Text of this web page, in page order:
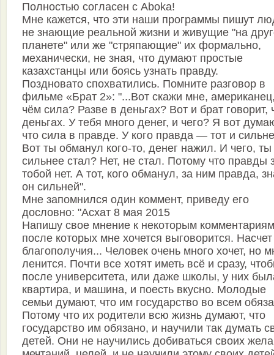
Полностью согласен с Aboka!
Мне кажется, что эти наши программы пишут
не знающие реальной жизни и живущие "на
планете" или же "стряпающие" их формально,
механически, не зная, что думают простые
казахстанцы или боясь узнать правду.
Поздновато спохватились. Помните разговор в
фильме «Брат 2»: "...Вот скажи мне,
чём сила? Разве в деньгах? Вот и брат говорит,
деньгах. У тебя много денег, и чего? Я вот
что сила в правде. У кого правда — тот и
Вот ты обманул кого-то, денег нажил. И чего, ты
сильнее стал? Нет, не стал. Потому что правды
тобой нет. А тот, кого обманул, за ним правда,
он сильней".
Мне запомнился один коммент, приведу его
дословно: "Асхат 8 мая 2015
Напишу свое мнение к некоторым
после которых мне хочется выговорится. Насчет
благополучия... Человек очень много хочет, но
ленится. Почти все хотят иметь всё и сразу,
после университета, или даже школы, у них
квартира, и машина, и поесть вкусно. Молодые
семьи думают, что им государство во всем
Потому что их родители всю жизнь думают, что
государство им обязано, и научили так думать
детей. Они не научились добиваться своих